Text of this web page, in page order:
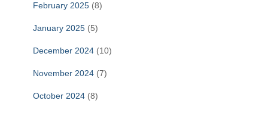
February 2025 (8)
January 2025 (5)
December 2024 (10)
November 2024 (7)
October 2024 (8)